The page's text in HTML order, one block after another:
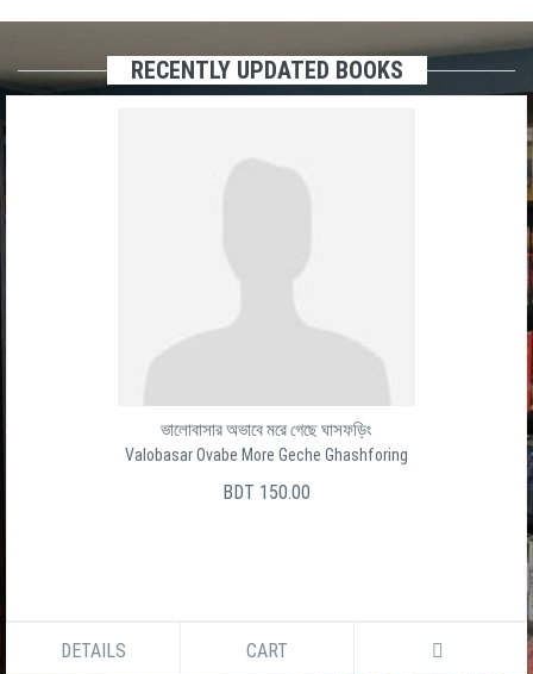
RECENTLY UPDATED BOOKS
ভালোবাসার অভাবে মরে গেছে ঘাসফড়িং
Valobasar Ovabe More Geche Ghashforing
BDT 150.00
DETAILS CART